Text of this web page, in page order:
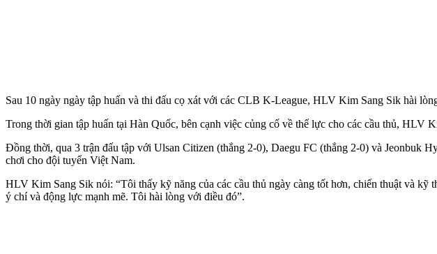
Sau 10 ngày ngày tập huấn và thi đấu cọ xát với các CLB K-League, HLV Kim Sang Sik hài
Trong thời gian tập huấn tại Hàn Quốc, bên cạnh việc củng cố về thể lực cho các cầu thủ, HLV
Đồng thời, qua 3 trận đấu tập với Ulsan Citizen (thắng 2-0), Daegu FC (thắng 2-0) và Jeonbuk
chơi cho đội tuyển Việt Nam.
HLV Kim Sang Sik nói: “Tôi thấy kỹ năng của các cầu thủ ngày càng tốt hơn, chiến thuật và kỹ
ý chí và động lực mạnh mẽ. Tôi hài lòng với điều đó”.